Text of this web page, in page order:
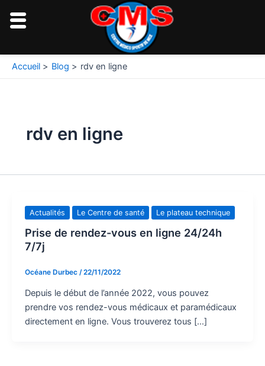
Accueil Blog rdv en ligne
rdv en ligne
Actualités Le Centre de santé Le plateau technique
Prise de rendez-vous en ligne 24/24h
7/7j
Océane Durbec /22/11/2022
Depuis le début de l’année 2022, vous pouvez
prendre vos rendez-vous médicaux et paramédicaux
directement en ligne. Vous trouverez tous […]